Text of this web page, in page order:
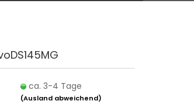
ca. 3-4 Tage
(Ausland abweichend)